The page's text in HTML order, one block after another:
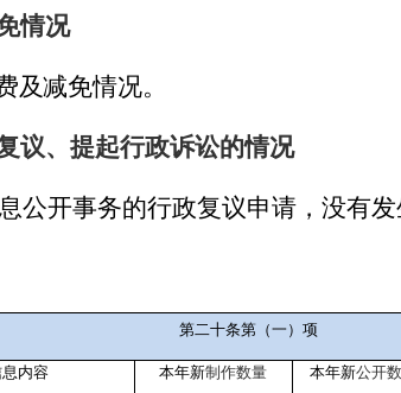
情况
及减免情况。
议、提起行政诉讼的情况
公开事务的行政复议申请，没有发
第二十条第（一）项
内容 本年新制作数量 本年新公开